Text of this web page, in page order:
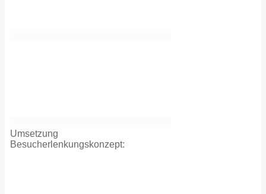
Umsetzung
Besucherlenkungskonzept: